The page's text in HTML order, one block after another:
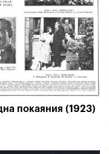
покаяния (1923)